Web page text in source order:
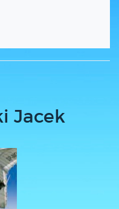
Jacek